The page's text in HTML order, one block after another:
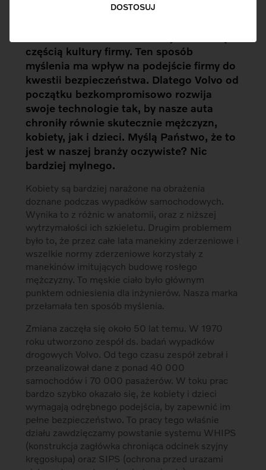
DOSTOSUJ
częścią kultury firmy. Ten sposób
myślenia ma wpływ na podejście firmy do
kwestii bezpieczeństwa. Dlatego Volvo od
początku bezkompromisowo rozwija
swoje technologie tak, by nasze auta
chroniły równie skutecznie mężczyzn,
kobiety, jak i dzieci. Myślą Państwo, że to
jest w naszej branży oczywiste? Nic
bardziej mylnego.
Kobiety są bardziej narażone na obrażenia
doznane podczas wypadków samochodowych.
Wynika to z różnic w anatomii, oraz z niższej
wytrzymałości ich szkieletu. Drugim problemem
było to, że przez całe lata manekiny zderzeniowe i
wszelkie normy zderzeniowe korzystały z
manekinów imitujących budowę rosłego
mężczyzny. To męskie ciało było głównym
punktem odniesienia dla inżynierów. Nasza marka
przełamała ten sposób myślenia.
Zmiana zaczęła się około 50 lat temu. W 1970
roku utworzono zespół ds. badań wypadków
drogowych Volvo. Od tego czasu zespół zebrał i
przeanalizował dane z ponad 40 000
samochodów i 70 000 pasażerów. W toku prac
bardzo szybko okazało się, że kobiety i dzieci
wymagają odrębnego podejścia, by zapewnić im
pełne bezpieczeństwo. To pracy tego właśnie
działu zawdzięczamy powstanie systemu WHIPS
(konstrukcja zagłówka chroniąca odcinek szyjny
kręgosłupa) oraz SIPS (ochrona przed urazami